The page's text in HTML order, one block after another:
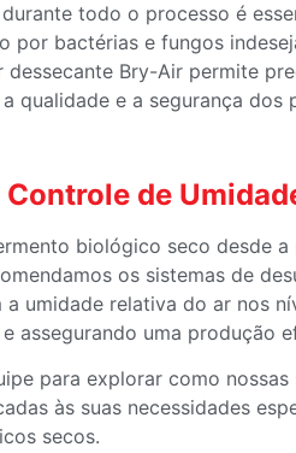
todo o processo é
por bactérias e fungos
Bry-Air permite
qualidade e a segurança dos
de
biológico seco desde
os sistemas de
umidade relativa do ar nos
assegurando uma produção
para explorar como nossas
às suas necessidades
secos.